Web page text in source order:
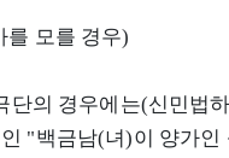
를 모를 경우)
단의 경우에는(신민법
"백금남(녀)이 양가인